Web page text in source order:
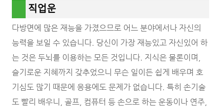
직업운
다방면에 많은 재능을 가졌으므로 어느 분야에서나 자신의
능력을 보일 수 있습니다. 당신이 가장 재능있고 자신있어 하
는 것은 두뇌를 이용하는 모든 것입니다. 지식은 물론이며,
슬기로운 지혜까지 갖추었으니 무슨 일이든 쉽게 배우며 호
기심도 많기 때문에 응용에도 문제가 없습니다. 특히 손기술
도 빨리 배우니, 골프, 컴퓨터 등 손으로 하는 운동이나 연주,